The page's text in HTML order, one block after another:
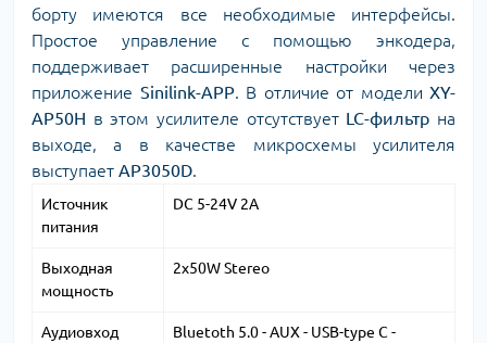
борту имеются все необходимые интерфейсы.
Простое управление с помощью энкодера,
поддерживает расширенные настройки через
приложение Sinilink-APP. В отличие от модели XY-
AP50H в этом усилителе отсутствует LC-фильтр на
выходе, а в качестве микросхемы усилителя
выступает AP3050D.
Источник
питания
DC 5-24V 2A
Выходная
мощность
2x50W Stereo
Аудиовход
Bluetoth 5.0 - AUX - USB-type C -